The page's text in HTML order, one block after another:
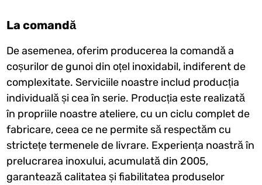
La comandă
De asemenea, oferim producerea la comandă a
coșurilor de gunoi din oțel inoxidabil, indiferent de
complexitate. Serviciile noastre includ producția
individuală și cea în serie. Producția este realizată
în propriile noastre ateliere, cu un ciclu complet de
fabricare, ceea ce ne permite să respectăm cu
strictețe termenele de livrare. Experiența noastră în
prelucrarea inoxului, acumulată din 2005,
garantează calitatea și fiabilitatea produselor